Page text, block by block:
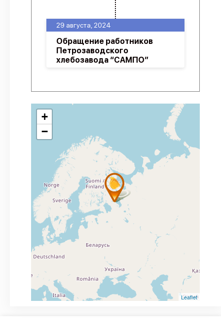
29 августа, 2024
Обращение работников
Петрозаводского
хлебозавода “САМПО”
+
−
Leaflet